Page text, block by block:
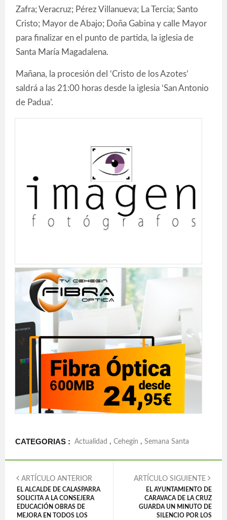
Zafra; Veracruz; Pérez Villanueva; La Tercia; Santo
Cristo; Mayor de Abajo; Doña Gabina y calle Mayor
para finalizar en el punto de partida, la iglesia de
Santa María Magadalena.
Mañana, la procesión del ‘Cristo de los Azotes’
saldrá a las 21:00 horas desde la iglesia ‘San Antonio
de Padua’.
CATEGORIAS : Actualidad , Cehegín , Semana Santa
ARTÍCULO ANTERIOR
EL ALCALDE DE CALASPARRA
SOLICITA A LA CONSEJERA
EDUCACIÓN OBRAS DE
MEJORA EN TODOS LOS
ARTÍCULO SIGUIENTE
EL AYUNTAMIENTO DE
CARAVACA DE LA CRUZ
GUARDA UN MINUTO DE
SILENCIO POR LOS